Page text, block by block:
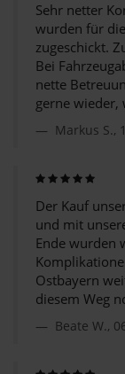
Sehr netter
wurden für
zugeschickt.
Bei
nette
gerne wieder,
Markus S.,
Der Kauf
und mit
Ende wurden
Ostbayern
diesem Weg
Beate W.,